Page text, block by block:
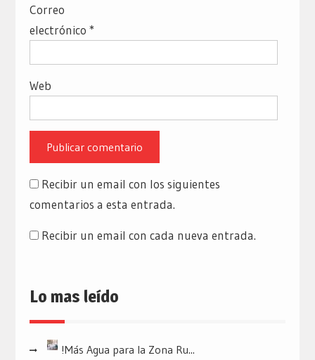
Correo
electrónico *
Web
Recibir un email con los siguientes
comentarios a esta entrada.
Recibir un email con cada nueva entrada.
Lo mas leído
!Más Agua para la Zona Ru...